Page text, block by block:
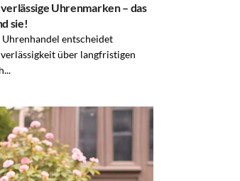
Uhrenmarken – das
sie!
Uhrenhandel entscheidet
über langfristigen